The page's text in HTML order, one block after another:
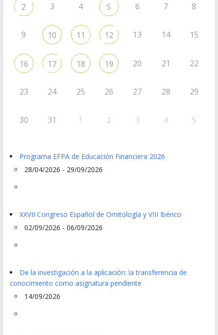
2 3 4 5 6 7 8
9 10 11 12 13 14 15
16 17 18 19 20 21 22
23 24 25 26 27 28 29
30 31 1 2 3 4 5
Programa EFPA de Educación Financiera 2026
28/04/2026 - 29/09/2026
XXVII Congreso Español de Ornitología y VIII Ibérico
02/09/2026 - 06/09/2026
De la investigación a la aplicación: la transferencia de
conocimiento como asignatura pendiente
14/09/2026